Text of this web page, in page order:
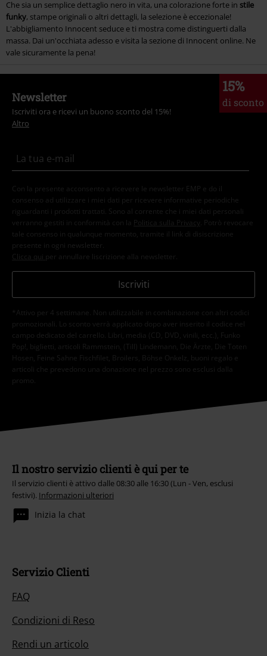
Che sia un semplice dettaglio nero in vita, una colorazione forte in stile
funky, stampe originali o altri dettagli, la selezione è eccezionale!
L'abbigliamento Innocent seduce e ti mostra come distinguerti dalla
massa. Dai un'occhiata adesso e visita la sezione di Innocent online. Ne
vale sicuramente la pena!
15%
di sconto
Newsletter
Iscriviti ora e ricevi un buono sconto del 15%!
Altro
Con la presente acconsento a ricevere le newsletter EMP e do il
consenso ad utilizzare i miei dati per ricevere informative periodiche
riguardanti i prodotti trattati. Sono al corrente che i miei dati personali
verranno gestiti in conformità con la
Politica sulla Privacy
. Potrò revocare
tale consenso in qualunque momento, tramite il link di disiscrizione
presente in ogni newsletter.
Clicca qui per annullare liscrizione alla newsletter.
Iscriviti
*Attivo per 4 settimane. Non utilizzabile in combinazione con altri codici
promozionali. Lo sconto verrà applicato dopo aver inserito il codice nel
campo dedicato del carrello. Libri, media (CD, DVD, vinili, ecc.), Funko
Pop!, biglietti, articoli Rammstein, (Till) Lindemann, Die Ärzte, Die Toten
Hosen, Feine Sahne Fischfilet, Broilers, Böhse Onkelz, buoni regalo e
articoli che prevedono una donazione nel prezzo sono esclusi dalla
promo.
Il nostro servizio clienti è qui per te
Il servizio clienti è attivo dalle 08:30 alle 16:30 (Lun - Ven, esclusi
festivi). Informazioni ulteriori
Inizia la chat
Servizio Clienti
FAQ
Condizioni di Reso
Rendi un articolo